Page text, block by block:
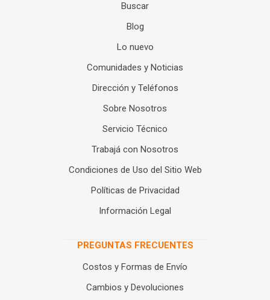
Buscar
Blog
Lo nuevo
Comunidades y Noticias
Dirección y Teléfonos
Sobre Nosotros
Servicio Técnico
Trabajá con Nosotros
Condiciones de Uso del Sitio Web
Políticas de Privacidad
Información Legal
PREGUNTAS FRECUENTES
Costos y Formas de Envío
Cambios y Devoluciones